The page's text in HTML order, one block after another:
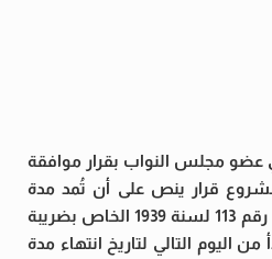
عضو مجلس النواب بقرار موافقة
قرار ينص على أن تُمد مدة
وقف العمل بأحكام القانون رقم 113 لسنة 1939 الخاص بضريبة
اليوم التالي لتاريخ انتهاء مدة